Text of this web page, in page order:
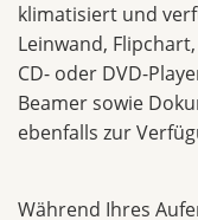
klimatisiert und
Leinwand,
CD- oder DVD-
Beamer sowie
ebenfalls zur
Während Ihres